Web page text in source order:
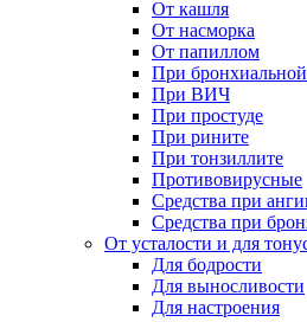
От кашля
От насморка
От папиллом
При
При ВИЧ
При простуде
При рините
При тонзиллите
Противовирусные
Средства при
Средства при
От усталости и для
Для бодрости
Для выносливости
Для настроения